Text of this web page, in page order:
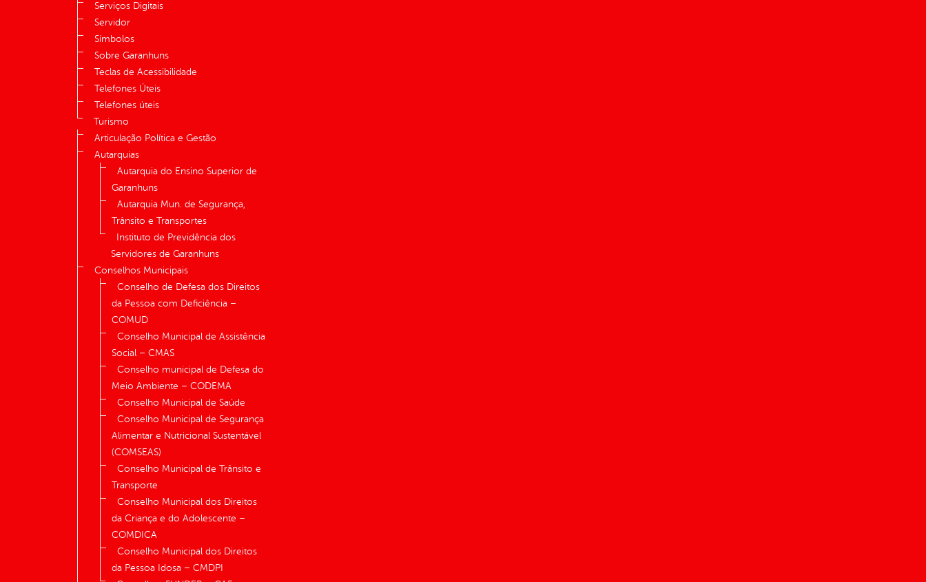
Serviços Digitais
Servidor
Símbolos
Sobre Garanhuns
Teclas de Acessibilidade
Telefones Úteis
Telefones úteis
Turismo
Articulação Política e Gestão
Autarquias
Autarquia do Ensino Superior de
Garanhuns
Autarquia Mun. de Segurança,
Trânsito e Transportes
Instituto de Previdência dos
Servidores de Garanhuns
Conselhos Municipais
Conselho de Defesa dos Direitos
da Pessoa com Deficiência –
COMUD
Conselho Municipal de Assistência
Social – CMAS
Conselho municipal de Defesa do
Meio Ambiente – CODEMA
Conselho Municipal de Saúde
Conselho Municipal de Segurança
Alimentar e Nutricional Sustentável
(COMSEAS)
Conselho Municipal de Trânsito e
Transporte
Conselho Municipal dos Direitos
da Criança e do Adolescente –
COMDICA
Conselho Municipal dos Direitos
da Pessoa Idosa – CMDPI